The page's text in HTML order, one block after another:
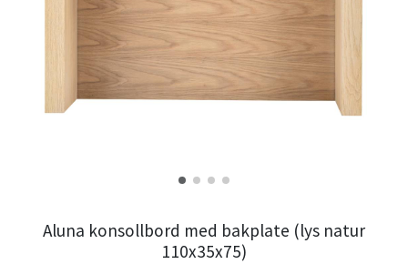
Aluna konsollbord med bakplate (lys natur
110x35x75)